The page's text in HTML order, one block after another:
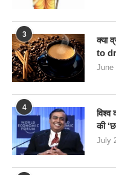
3
क्या
to
June
4
की
July